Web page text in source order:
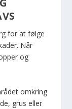
for at følge
Når
og
omkring
grus eller